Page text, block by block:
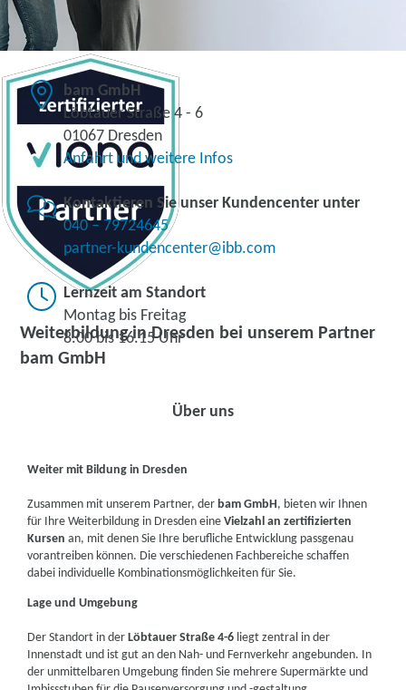
Weiterbildung in Dresden bei unserem Partner
bam GmbH
bam GmbH
Löbtauer Straße 4 - 6
01067 Dresden
Anfahrt und weitere Infos
Kontaktieren Sie unser Kundencenter unter
040 – 79724645
partner-kundencenter@ibb.com
Lernzeit am Standort
Montag bis Freitag
8.00 bis 16.15 Uhr
Über uns
Weiter mit Bildung in Dresden
Zusammen mit unserem Partner, derbam GmbH, bieten wir Ihnen
für Ihre Weiterbildung in Dresden eineVielzahl an zertifizierten
Kursen an, mit denen Sie Ihre berufliche Entwicklung passgenau
vorantreiben können. Die verschiedenen Fachbereiche schaffen
dabei individuelle Kombinationsmöglichkeiten für Sie.
Lage und Umgebung
Der Standort in derLöbtauer Straße 4-6 liegt zentral in der
Innenstadt und ist gut an den Nah- und Fernverkehr angebunden. In
der unmittelbaren Umgebung finden Sie mehrere Supermärkte und